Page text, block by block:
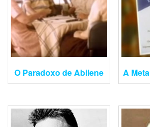
O Paradoxo de Abilene A